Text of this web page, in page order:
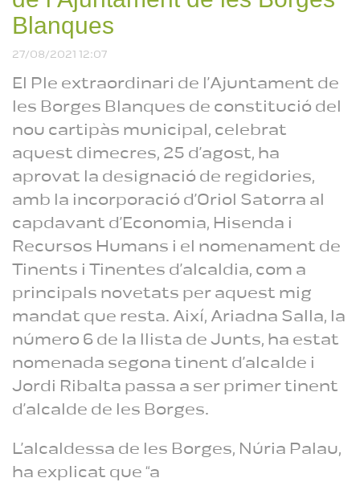
Reproduint
l’Ajuntament de les
Blanques
27/08/2021 12:07
El Ple extraordinari de l’Ajuntament de
les Borges Blanques de constitució del
nou cartipàs municipal, celebrat
aquest dimecres, 25 d’agost, ha
aprovat la designació de regidories,
amb la incorporació d’Oriol Satorra al
capdavant d’Economia, Hisenda i
Recursos Humans i el nomenament de
Tinents i Tinentes d’alcaldia, com a
principals novetats per aquest mig
mandat que resta. Així, Ariadna Salla, la
número 6 de la llista de Junts, ha estat
nomenada segona tinent d’alcalde i
Jordi Ribalta passa a ser primer tinent
d’alcalde de les Borges.
L’alcaldessa de les Borges, Núria Palau,
ha explicat que “a